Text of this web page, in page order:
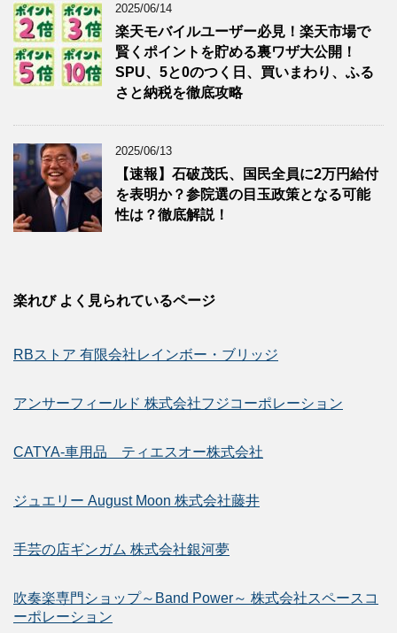
2025/06/14
楽天モバイルユーザー必見！楽天市場で
賢くポイントを貯める裏ワザ大公開！
SPU、5と0のつく日、買いまわり、ふる
さと納税を徹底攻略
2025/06/13
【速報】石破茂氏、国民全員に2万円給付
を表明か？参院選の目玉政策となる可能
性は？徹底解説！
楽れび よく見られているページ
RBストア 有限会社レインボー・ブリッジ
アンサーフィールド 株式会社フジコーポレーション
CATYA-車用品 ティエスオー株式会社
ジュエリー August Moon 株式会社藤井
手芸の店ギンガム 株式会社銀河夢
吹奏楽専門ショップ～Band Power～ 株式会社スペースコ
ーポレーション